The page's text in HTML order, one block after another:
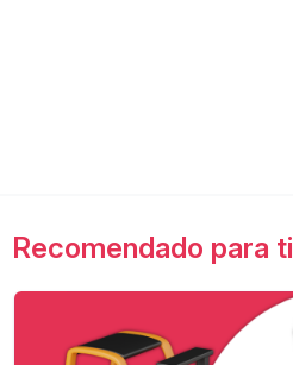
Recomendado para ti